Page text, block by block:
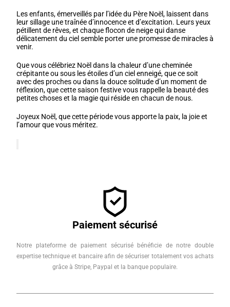
Les enfants, émerveillés par l’idée du Père Noël, laissent dans
leur sillage une traînée d’innocence et d’excitation. Leurs yeux
pétillent de rêves, et chaque flocon de neige qui danse
délicatement du ciel semble porter une promesse de miracles à
venir.
Que vous célébriez Noël dans la chaleur d’une cheminée
crépitante ou sous les étoiles d’un ciel enneigé, que ce soit
avec des proches ou dans la douce solitude d’un moment de
réflexion, que cette saison festive vous rappelle la beauté des
petites choses et la magie qui réside en chacun de nous.
Joyeux Noël, que cette période vous apporte la paix, la joie et
l’amour que vous méritez.
Paiement sécurisé
Notre plateforme de paiement sécurisé bénéficie de notre double
expertise technique et bancaire afin de sécuriser totalement vos achats
grâce à Stripe, Paypal et la banque populaire.